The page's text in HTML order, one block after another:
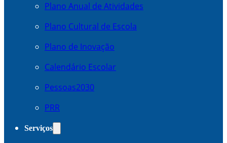
Plano Anual de Atividades
Plano Cultural de Escola
Plano de Inovação
Calendário Escolar
Pessoas2030
PRR
Serviços